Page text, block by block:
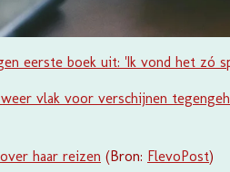
eerste boek uit: 'Ik vond het zó
vlak voor verschijnen
haar reizen (Bron: FlevoPost)